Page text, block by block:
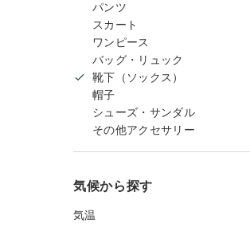
パンツ
スカート
ワンピース
バッグ・リュック
靴下（ソックス）
帽子
シューズ・サンダル
その他アクセサリー
気候から探す
気温